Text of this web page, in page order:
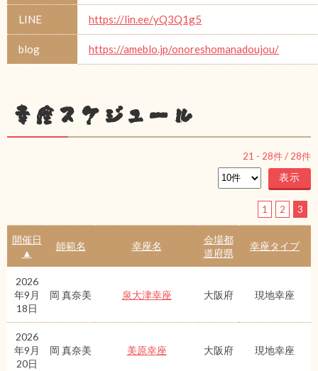
LINE https://lin.ee/yQ3Q1g5
blog https://ameblo.jp/onoreshomanadoujou/
幸座スケジュール
21 - 28件 / 28件
1 2 3
開催日
▲
師範名 幸座名
会場都
道府県
幸座タイプ
2026
年9月
18日
岡 真奈美 泉大津幸座 大阪府 現地幸座
2026
年9月
20日
岡 真奈美 美原幸座 大阪府 現地幸座